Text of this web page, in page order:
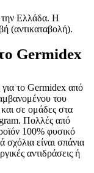
την Ελλάδα. Η
(αντικαταβολή).
Germidex
για το Germidex από
του
σε ομάδες στα
Πολλές από
100% φυσικό
σχόλια είναι σπάνια
αντιδράσεις ή